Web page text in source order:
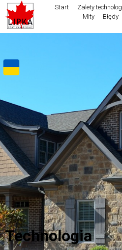
Start Zalety
Mity
Błędy
Technologia